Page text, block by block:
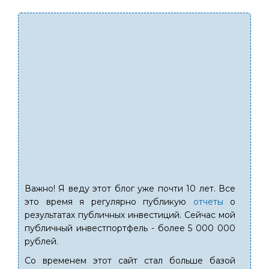
Важно! Я веду этот блог уже почти 10 лет. Все
это время я регулярно публикую отчеты о
результатах публичных инвестиций. Сейчас мой
публичный инвестпортфель - более 5 000 000
рублей.
Со временем этот сайт стал больше базой